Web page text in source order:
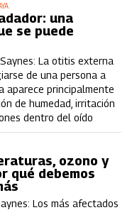
una
se puede
Saynes: La otitis externa
de una persona a
aparece principalmente
de humedad, irritación
dentro del oído
ozono y
qué debemos
Los más afectados